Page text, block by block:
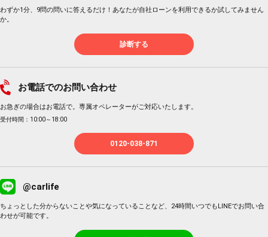
わずか1分、9問の問いに答えるだけ！あなたが自社ローンを利用できるか試してみません
か。
診断する
お電話でのお問い合わせ
お急ぎの場合はお電話で。専属オペレーターがご対応いたします。
受付時間：10:00～18:00
0120-038-871
@carlife
ちょっとした分からないことや気になっていることなど、24時間いつでもLINEでお問い合
わせが可能です。